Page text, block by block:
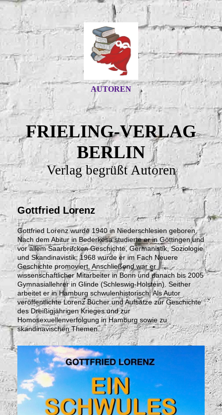
AUTOREN
FRIELING-VERLAG
BERLIN
Verlag begrüßt Autoren
Gottfried Lorenz
Gottfried Lorenz wurde 1940 in Niederschlesien geboren.
Nach dem Abitur in Bederkesa studierte er in Göttingen und
vor allem Saarbrücken Geschichte, Germanistik, Soziologie
und Skandinavistik; 1968 wurde er im Fach Neuere
Geschichte promoviert. Anschließend war er
wissenschaftlicher Mitarbeiter in Bonn und danach bis 2005
Gymnasiallehrer in Glinde (Schleswig-Holstein). Seither
arbeitet er in Hamburg schwulenhistorisch. Als Autor
veröffentlichte Lorenz Bücher und Aufsätze zur Geschichte
des Dreißigjährigen Krieges und zur
Homosexuellenverfolgung in Hamburg sowie zu
skandinavischen Themen.